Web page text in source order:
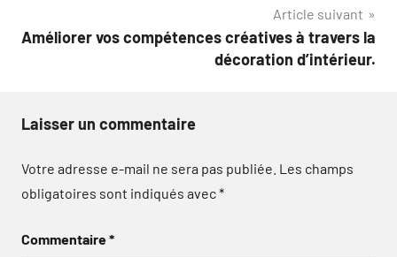
Article suivant
Améliorer vos compétences créatives à travers la
décoration d’intérieur.
Laisser un commentaire
Votre adresse e-mail ne sera pas publiée. Les champs
obligatoires sont indiqués avec*
Commentaire*